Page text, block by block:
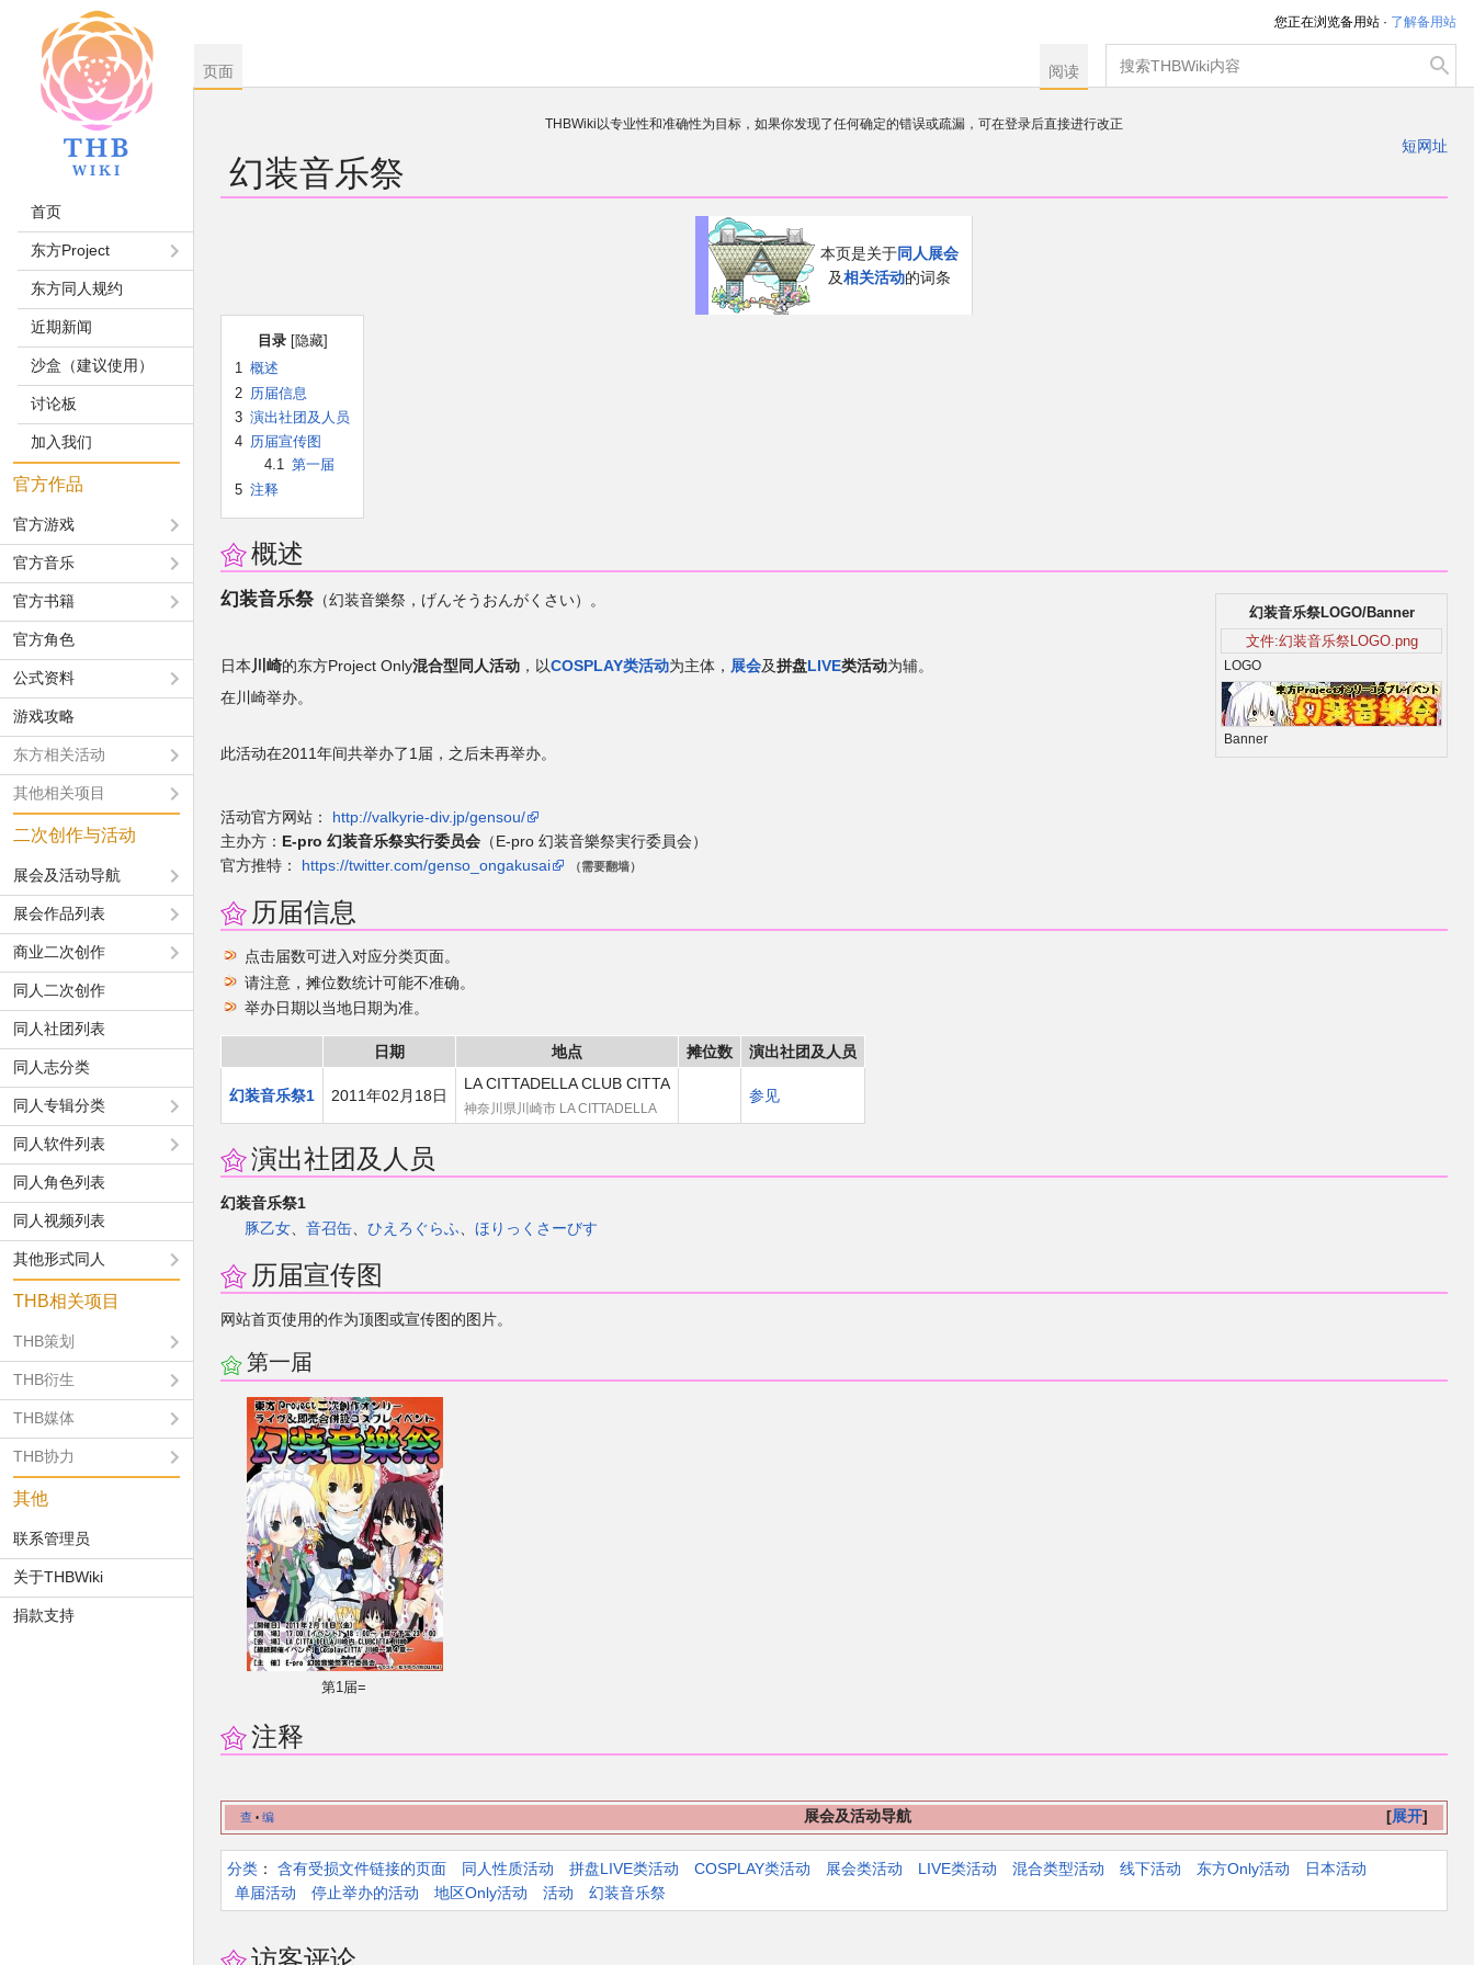
THBWiki以专业性和准确性为目标，如果你发现了任何确定的错误或疏漏，可在登录后直接进行改正
短网址
幻装音乐祭
航
索
本页是关于同人展会
及相关活动的词条
目录
1 概述
2 历届信息
3 演出社团及人员
4 历届宣传图
4.1 第一届
5 注释
概述
幻装音乐祭LOGO/Banner
文件:幻装音乐祭LOGO.png
LOGO
Banner
幻装音乐祭 （幻装音樂祭，げんそうおんがくさい）。
日本川崎的东方Project Only混合型同人活动 ，以COSPLAY类活动为主体， 展会及拼盘LIVE类活动为辅。
在川崎举办。
此活动在2011年间共举办了1届，之后未再举办。
活动官方网站： http://valkyrie-div.jp/gensou/
主办方： E-pro 幻装音乐祭实行委员会 （E-pro 幻装音樂祭実行委員会）
官方推特： https://twitter.com/genso_ongakusai （需要翻墙）
历届信息
点击届数可进入对应分类页面。
请注意，摊位数统计可能不准确。
举办日期以当地日期为准。
日期 地点 摊位数 演出社团及人员
幻装音乐祭1 2011年02月18日
LA CITTADELLA CLUB CITTA
神奈川県川崎市 LA CITTADELLA
参见
演出社团及人员
幻装音乐祭1
豚乙女 、音召缶 、ひえろぐらふ 、ほりっくさーびす
历届宣传图
网站首页使用的作为顶图或宣传图的图片。
第一届
第1届=
注释
展开
查 • 编 展会及活动导航
分类 ：​ 含有受损文件链接的页面 同人性质活动 拼盘LIVE类活动 COSPLAY类活动 展会类活动 LIVE类活动 混合类型活动 线下活动 东方Only活动
日本活动
单届活动
停止举办的活动 地区Only活动 活动 幻装音乐祭
访客评论
您正在浏览备用站 · 了解备用站
页面 阅读
搜
索
首页
东方Project
东方同人规约
近期新闻
沙盒（建议使用）
讨论板
加入我们
官方作品
官方游戏
官方音乐
官方书籍
官方角色
公式资料
游戏攻略
东方相关活动
其他相关项目
二次创作与活动
展会及活动导航
展会作品列表
商业二次创作
同人二次创作
同人社团列表
同人志分类
同人专辑分类
同人软件列表
同人角色列表
同人视频列表
其他形式同人
THB相关项目
THB策划
THB衍生
THB媒体
THB协力
其他
联系管理员
关于THBWiki
捐款支持